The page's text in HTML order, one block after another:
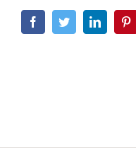
FacebookTwitterLinkedIn